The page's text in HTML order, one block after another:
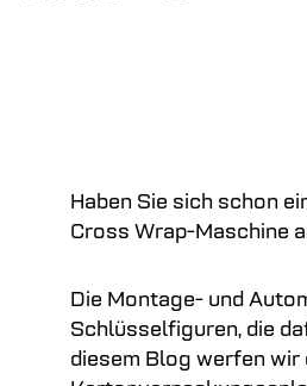
Haben Sie sich schon
Cross Wrap-Maschine
Die Montage- und
Schlüsselfiguren, die
diesem Blog werfen